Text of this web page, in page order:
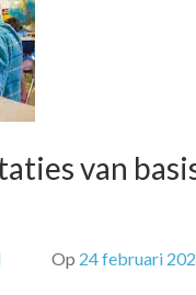
van
Op 24 februari